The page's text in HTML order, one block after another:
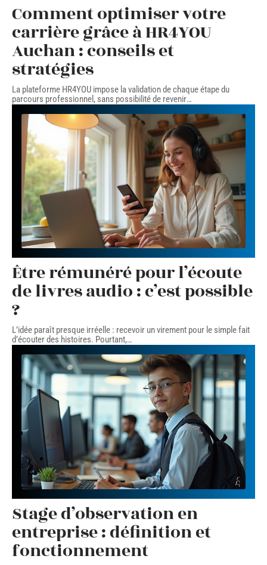
Comment optimiser votre
carrière grâce à HR4YOU
Auchan : conseils et
stratégies
La plateforme HR4YOU impose la validation de chaque étape du
parcours professionnel, sans possibilité de revenir…
Être rémunéré pour l’écoute
de livres audio : c’est possible
?
L’idée paraît presque irréelle : recevoir un virement pour le simple fait
d’écouter des histoires. Pourtant,…
Stage d’observation en
entreprise : définition et
fonctionnement